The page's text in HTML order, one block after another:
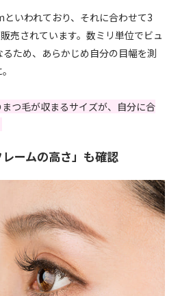
いわれており、それに合わせて3
売されています。数ミリ単位でビュ
ため、あらかじめ自分の目幅を測
つ毛が収まるサイズが、自分に合
ームの高さ」も確認